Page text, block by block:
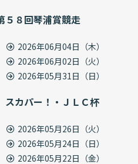
８回琴浦賞競走
2026年06月04日（木）
2026年06月02日（火）
2026年05月31日（日）
カパー！・ＪＬＣ杯
2026年05月26日（火）
2026年05月24日（日）
2026年05月22日（金）